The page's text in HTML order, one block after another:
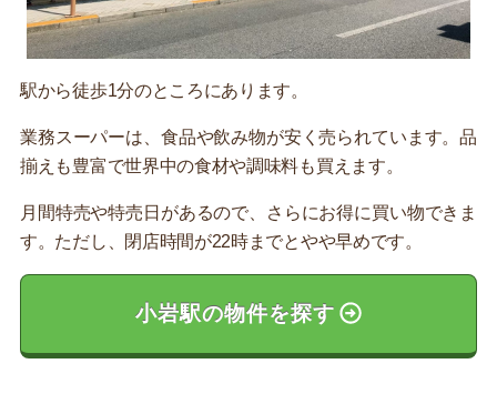
駅から徒歩1分のところにあります。
業務スーパーは、食品や飲み物が安く売られています。品
揃えも豊富で世界中の食材や調味料も買えます。
月間特売や特売日があるので、さらにお得に買い物できま
す。ただし、閉店時間が22時までとやや早めです。
小岩駅の物件を探す